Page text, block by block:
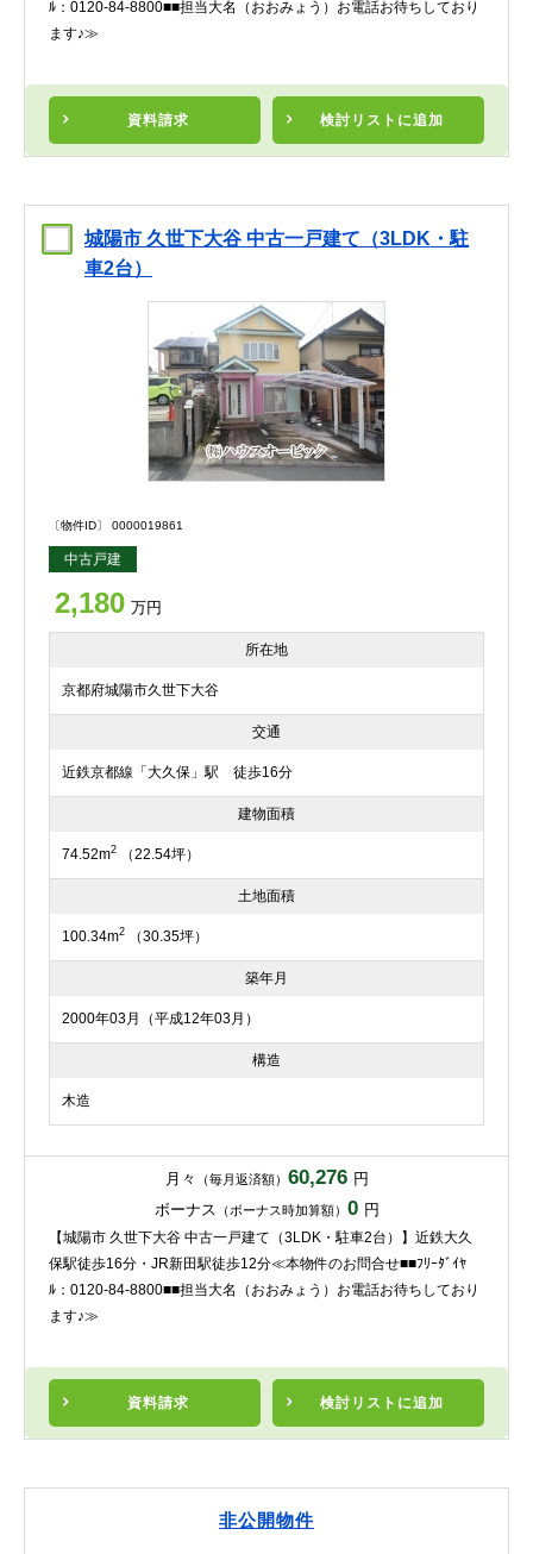
資料請求 検討リスト に追加
ﾙ：0120-84-8800■■担当大名（おおみょう）お電話お待ちしており
ます♪≫
城陽市 久世下大谷 中古一戸建て（3LDK・駐
車2台）
〔物件ID〕 0000019861
中古戸建
2,180 万円
所在地
京都府城陽市久世下大谷
交通
近鉄京都線「大久保」駅 徒歩16分
建物面積
74.52m2 （22.54坪）
土地面積
100.34m2 （30.35坪）
築年月
2000年03月（平成12年03月）
構造
木造
月々 （毎月返済額） 60,276 円
ボーナス （ボーナス時加算額） 0 円
資料請求 検討リスト に追加
【城陽市 久世下大谷 中古一戸建て（3LDK・駐車2台）】近鉄大久
保駅徒歩16分・JR新田駅徒歩12分≪本物件のお問合せ■■ﾌﾘｰﾀﾞｲﾔ
ﾙ：0120-84-8800■■担当大名（おおみょう）お電話お待ちしており
ます♪≫
非公開物件